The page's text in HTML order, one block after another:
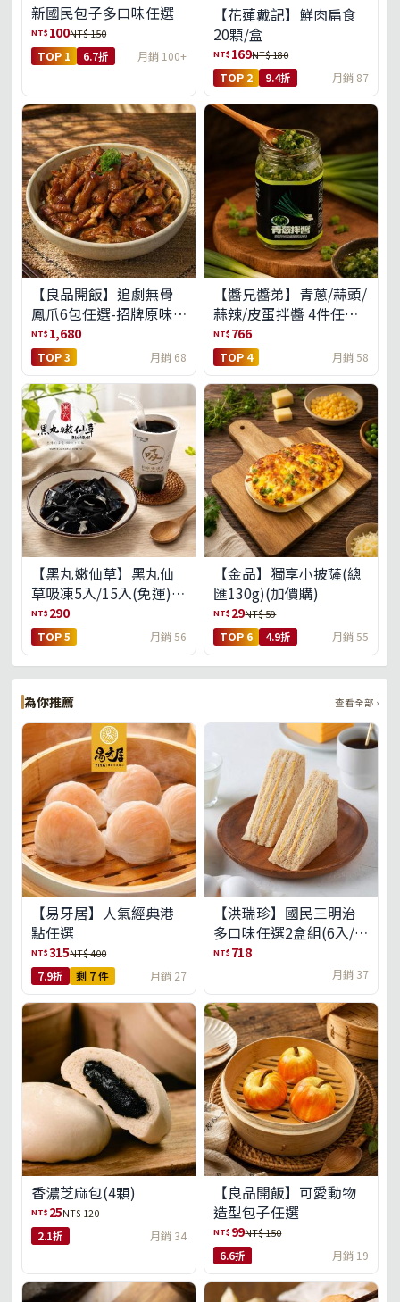
新國民包子多口味任選
NT$ 100NT$ 150
TOP 1 6.7折 月銷 100+
【花蓮戴記】鮮肉扁食
20顆/盒
NT$ 169NT$ 180
TOP 2 9.4折 月銷 87
【良品開飯】追劇無骨
鳳爪6包任選-招牌原味/
濃濃蒜香/過癮麻辣(免運
組)
NT$ 1,680
TOP 3 月銷 68
【醬兄醬弟】青蔥/蒜頭/
蒜辣/皮蛋拌醬 4件任選
(免運組)
NT$ 766
TOP 4 月銷 58
【黑丸嫩仙草】黑丸仙
草吸凍5入/15入(免運)
(預購中8/14出貨)
NT$ 290
TOP 5 月銷 56
【金品】獨享小披薩(總
匯130g)(加價購)
NT$ 29NT$ 59
TOP 6 4.9折 月銷 55
為你推薦 查看全部 ›
【易牙居】人氣經典港
點任選
NT$315NT$ 400
7.9折 剩 7 件 月銷 27
【洪瑞珍】國民三明治
多口味任選2盒組(6入/
盒)(免運)
NT$ 718
月銷 37
香濃芝麻包(4顆)
NT$ 25NT$ 120
2.1折 月銷 34
【良品開飯】可愛動物
造型包子任選
NT$ 99NT$ 150
6.6折 月銷 19